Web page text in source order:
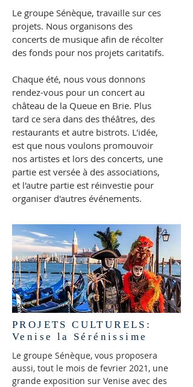
Le groupe Sénèque, travaille sur ces
projets. Nous organisons des
concerts de musique afin de récolter
des fonds pour nos projets caritatifs.
Chaque été, nous vous donnons
rendez-vous pour un concert au
château de la Queue en Brie. Plus
tard ce sera dans des théâtres, des
restaurants et autre bistrots. L'idée,
est que nous voulons promouvoir
nos artistes et lors des concerts, une
partie est versée à des associations,
et l'autre partie est réinvestie pour
organiser d'autres événements.
PROJETS CULTURELS:
Venise la Sérénissime
Le groupe Sénèque, vous proposera
aussi, tout le mois de fevrier 2021, une
grande exposition sur Venise avec des